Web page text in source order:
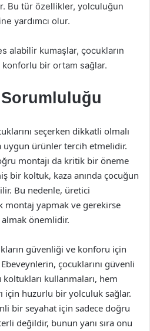
Bu tür özellikler, yolculuğun
yardımcı olur.
alabilir kumaşlar, çocukların
bir ortam sağlar.
seçerken dikkatli olmalı
uygun ürünler tercih etmelidir.
montajı da kritik bir öneme
bir koltuk, kaza anında çocuğun
Bu nedenle, üretici
montaj yapmak ve gerekirse
önemlidir.
güvenliği ve konforu için
çocuklarını güvenli
kullanmaları, hem
için huzurlu bir yolculuk sağlar.
bir seyahat için sadece doğru
değildir, bunun yanı sıra onu